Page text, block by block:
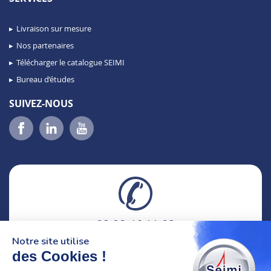
Livraison sur mesure
Nos partenaires
Télécharger le catalogue SEIMI
Bureau d’études
SUIVEZ-NOUS
02 98 46 11 02
8h-12h30 & 13h30-18h
Notre site utilise
des Cookies !